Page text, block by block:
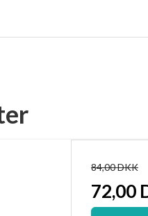
84,00 DKK
72,00